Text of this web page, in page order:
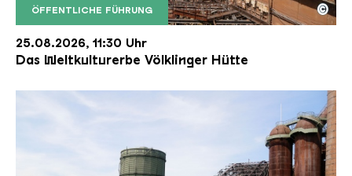
ÖFFENTLICHE FÜHRUNG
Der Erzschrägaufzug der Völklinger Hütte mit
Copyright: Weltkulturerbe Völklinger Hütte | Karl
©
25.08.2026, 11:30 Uhr
Das Weltkulturerbe Völklinger Hütte